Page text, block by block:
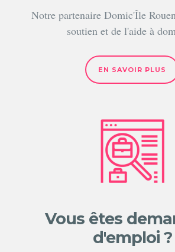
Notre partenaire Domic'Île
soutien et de l'aide à
EN SAVOIR PLUS
Vous êtes
d'emploi ?